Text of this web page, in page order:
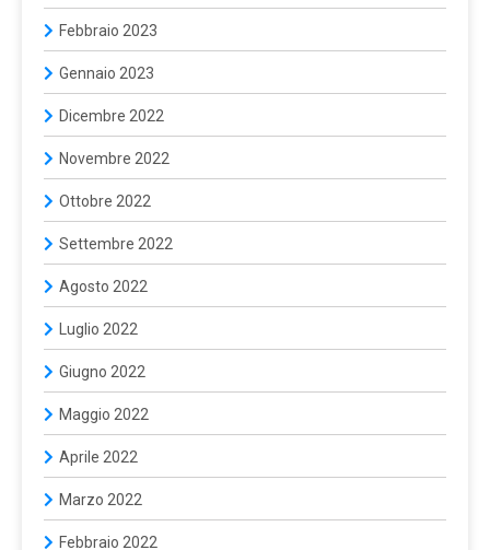
Febbraio 2023
Gennaio 2023
Dicembre 2022
Novembre 2022
Ottobre 2022
Settembre 2022
Agosto 2022
Luglio 2022
Giugno 2022
Maggio 2022
Aprile 2022
Marzo 2022
Febbraio 2022